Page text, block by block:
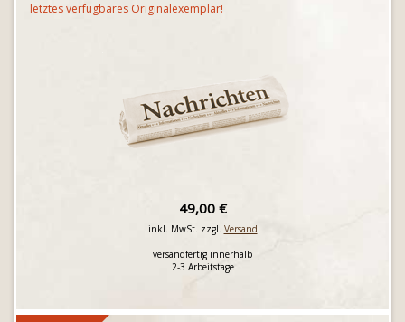
letztes verfügbares Originalexemplar!
49,00 €
inkl. MwSt. zzgl. Versand
versandfertig innerhalb
2-3 Arbeitstage